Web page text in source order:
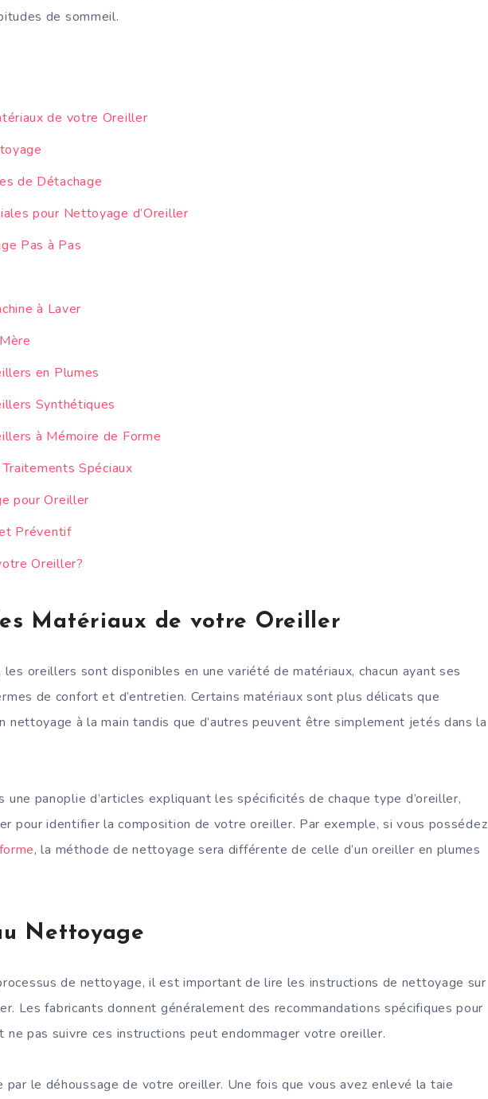
de sommeil.
de votre Oreiller
de Détachage
pour Nettoyage d’Oreiller
Pas à Pas
à Laver
en Plumes
Synthétiques
à Mémoire de Forme
Spéciaux
pour Oreiller
Préventif
Oreiller?
Matériaux de votre Oreiller
oreillers sont disponibles en une variété de matériaux, chacun ayant ses
de confort et d’entretien. Certains matériaux sont plus délicats que
nettoyage à la main tandis que d’autres peuvent être simplement jetés dans la
une panoplie d’articles expliquant les spécificités de chaque type d’oreiller,
pour identifier la composition de votre oreiller. Par exemple, si vous possédez
, la méthode de nettoyage sera différente de celle d’un oreiller en plumes
Nettoyage
de nettoyage, il est important de lire les instructions de nettoyage sur
Les fabricants donnent généralement des recommandations spécifiques pour
pas suivre ces instructions peut endommager votre oreiller.
par le déhoussage de votre oreiller. Une fois que vous avez enlevé la taie